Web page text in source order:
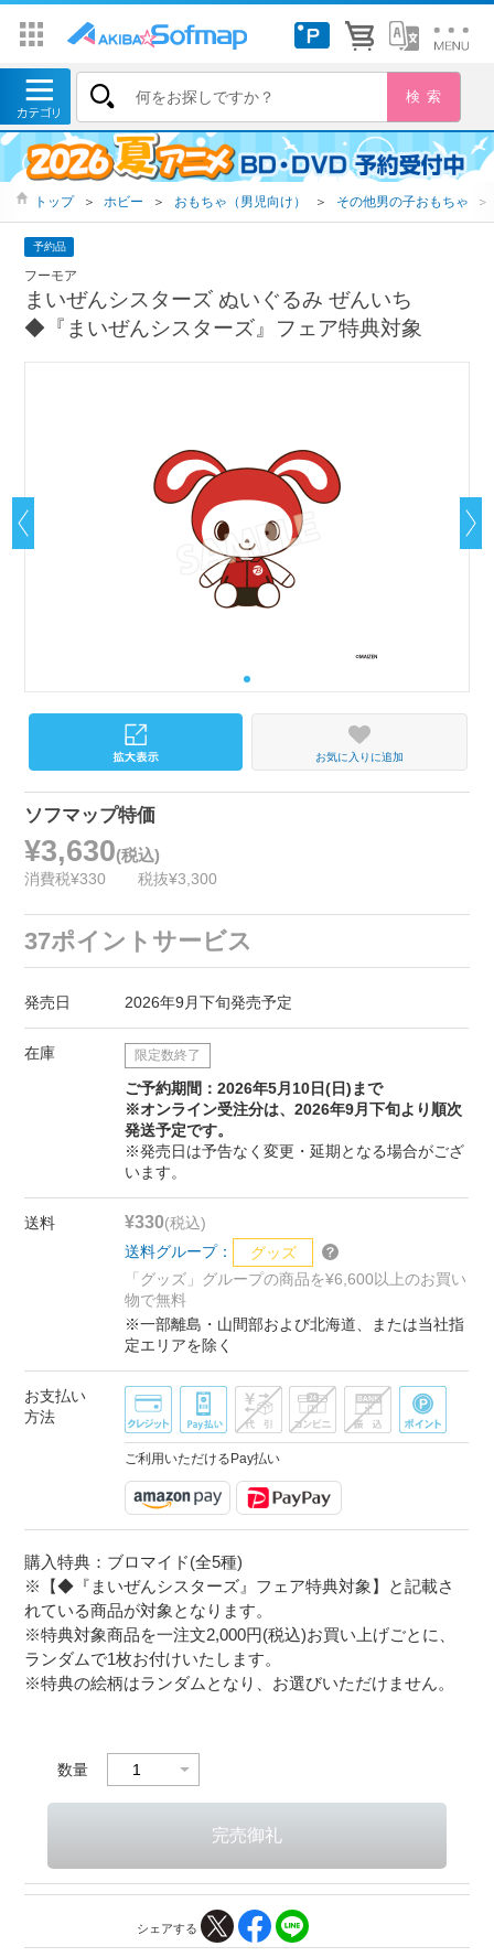
トップ ＞ ホビー ＞ おもちゃ（男児向け） ＞ その他男の子おもちゃ ＞
予約品
フーモア
まいぜんシスターズ ぬいぐるみ ぜんいち
◆『まいぜんシスターズ』フェア特典対象
お気に入りに追加
ソフマップ特価
¥3,630(税込)
消費税¥330 税抜¥3,300
37ポイントサービス
発売日 2026年9月下旬発売予定
在庫 限定数終了
ご予約期間：2026年5月10日(日)まで
※オンライン受注分は、2026年9月下旬より順次
発送予定です。
※発売日は予告なく変更・延期となる場合がござ
います。
送料 ¥330(税込)
送料グループ：
グッズ
「グッズ」グループの商品を¥6,600以上のお買い
物で無料
※一部離島・山間部および北海道、または当社指
定エリアを除く
お支払い
方法
ご利用いただけるPay払い
購入特典：ブロマイド(全5種)
※【◆『まいぜんシスターズ』フェア特典対象】と記載さ
れている商品が対象となります。
※特典対象商品を一注文2,000円(税込)お買い上げごとに、
ランダムで1枚お付けいたします。
※特典の絵柄はランダムとなり、お選びいただけません。
数量
シェアする